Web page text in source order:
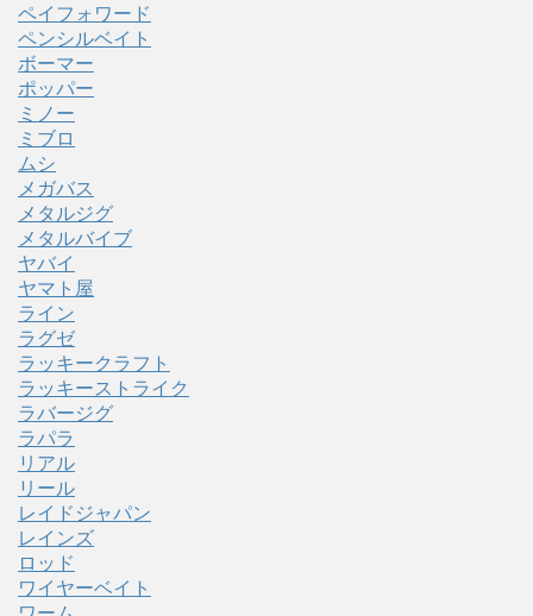
ペイフォワード
ペンシルベイト
ボーマー
ポッパー
ミノー
ミブロ
ムシ
メガバス
メタルジグ
メタルバイブ
ヤバイ
ヤマト屋
ライン
ラグゼ
ラッキークラフト
ラッキーストライク
ラバージグ
ラパラ
リアル
リール
レイドジャパン
レインズ
ロッド
ワイヤーベイト